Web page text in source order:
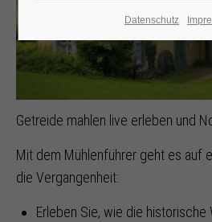
Getreide mahlen live erleben und
Mit dem Mühlenführer geht es auf
die Vergangenheit:
Erleben Sie, wie die historische
Datenschutz